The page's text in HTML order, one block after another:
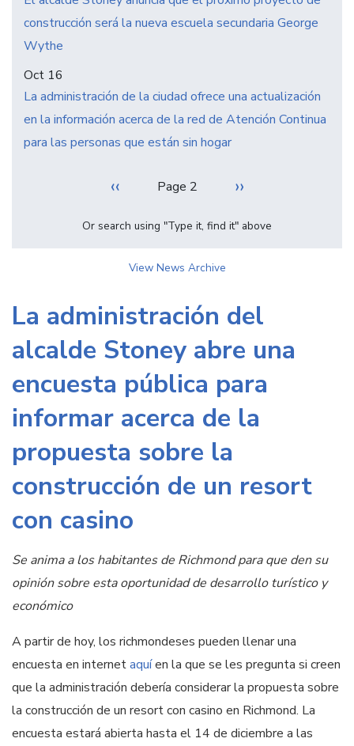
La administración del
alcalde Stoney abre una
encuesta pública para
informar acerca de la
propuesta sobre la
construcción de un resort
con casino
Se anima a los habitantes de Richmond para que den su
opinión sobre esta oportunidad de desarrollo turístico y
económico
A partir de hoy, los richmondeses pueden llenar una
encuesta en internetaquíen la que se les pregunta si creen
que la administración debería considerar la propuesta sobre
la construcción de un resort con casino en Richmond. La
encuesta estará abierta hasta el 14 de diciembre a las
construcción será la nueva escuela secundaria George
Wythe
Oct 16
La administración de la ciudad ofrece una actualización
en la información acerca de la red de Atención Continua
para las personas que están sin hogar
Previous
‹‹ Page 2
Next
››
Or search using "Type it, find it" above
View News Archive